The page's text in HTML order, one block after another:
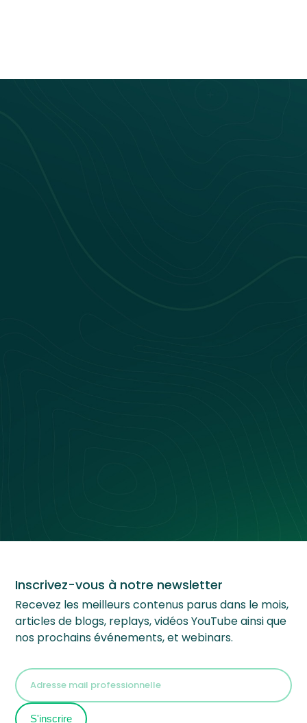
Inscrivez-vous à notre newsletter
Recevez les meilleurs contenus parus dans le mois,
articles de blogs, replays, vidéos YouTube ainsi que
nos prochains événements, et webinars.